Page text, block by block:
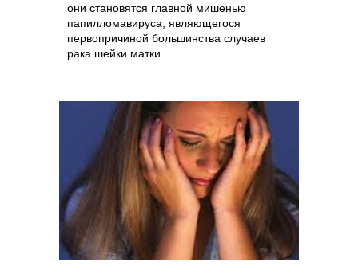
они становятся главной мишенью
папилломавируса, являющегося
первопричиной большинства случаев
рака шейки матки.